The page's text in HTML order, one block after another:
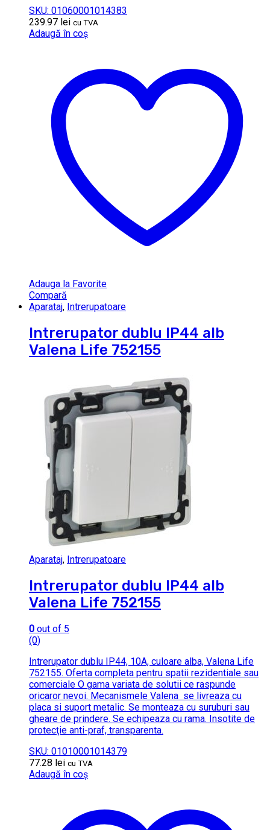
SKU: 01060001014383
239.97 lei cu TVA
Adaugă în coș
Adauga la Favorite
Compară
Aparataj, Intrerupatoare
Intrerupator dublu IP44 alb
Valena Life 752155
Aparataj, Intrerupatoare
Intrerupator dublu IP44 alb
Valena Life 752155
0 out of 5
(0)
Intrerupator dublu IP44, 10A, culoare alba, Valena Life
752155. Oferta completa pentru spatii rezidentiale sau
comerciale O gama variata de solutii ce raspunde
oricaror nevoi. Mecanismele Valena se livreaza cu
placa si suport metalic. Se monteaza cu suruburi sau
gheare de prindere. Se echipeaza cu rama. Insotite de
protecţie anti-praf, transparenta.
SKU: 01010001014379
77.28 lei cu TVA
Adaugă în coș